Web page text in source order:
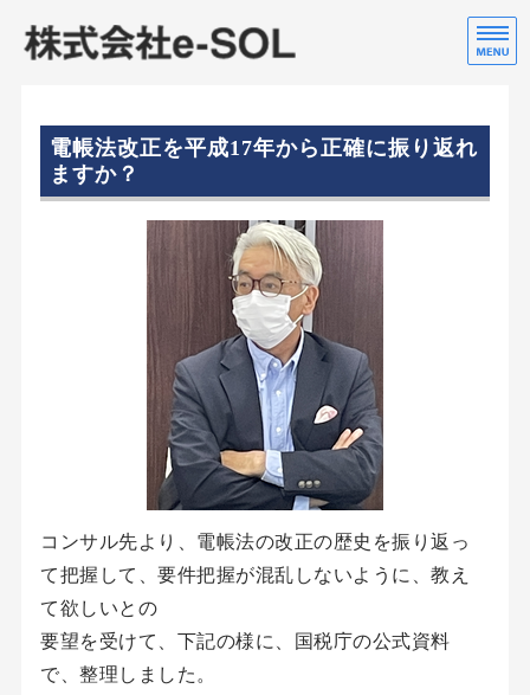
会社案内
電帳法改正を平成17年から正確に振り返れ
ますか？
コンサル先より、電帳法の改正の歴史を振り返っ
て把握して、要件把握が混乱しないように、教え
て欲しいとの
要望を受けて、下記の様に、国税庁の公式資料
で、整理しました。